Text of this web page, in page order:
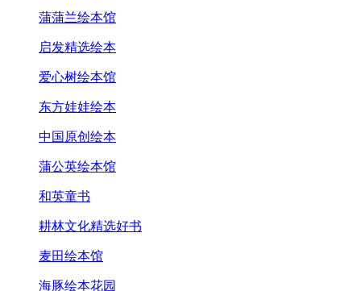
蒲蒲兰绘本馆
启发精选绘本
爱心树绘本馆
东方娃娃绘本
中国原创绘本
蒲公英绘本馆
和英童书
耕林文化精选好书
麦田绘本馆
海豚绘本花园